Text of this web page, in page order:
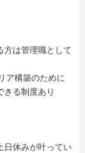
方は管理職として
ア構築のために
きる制度あり
日休みが叶ってい